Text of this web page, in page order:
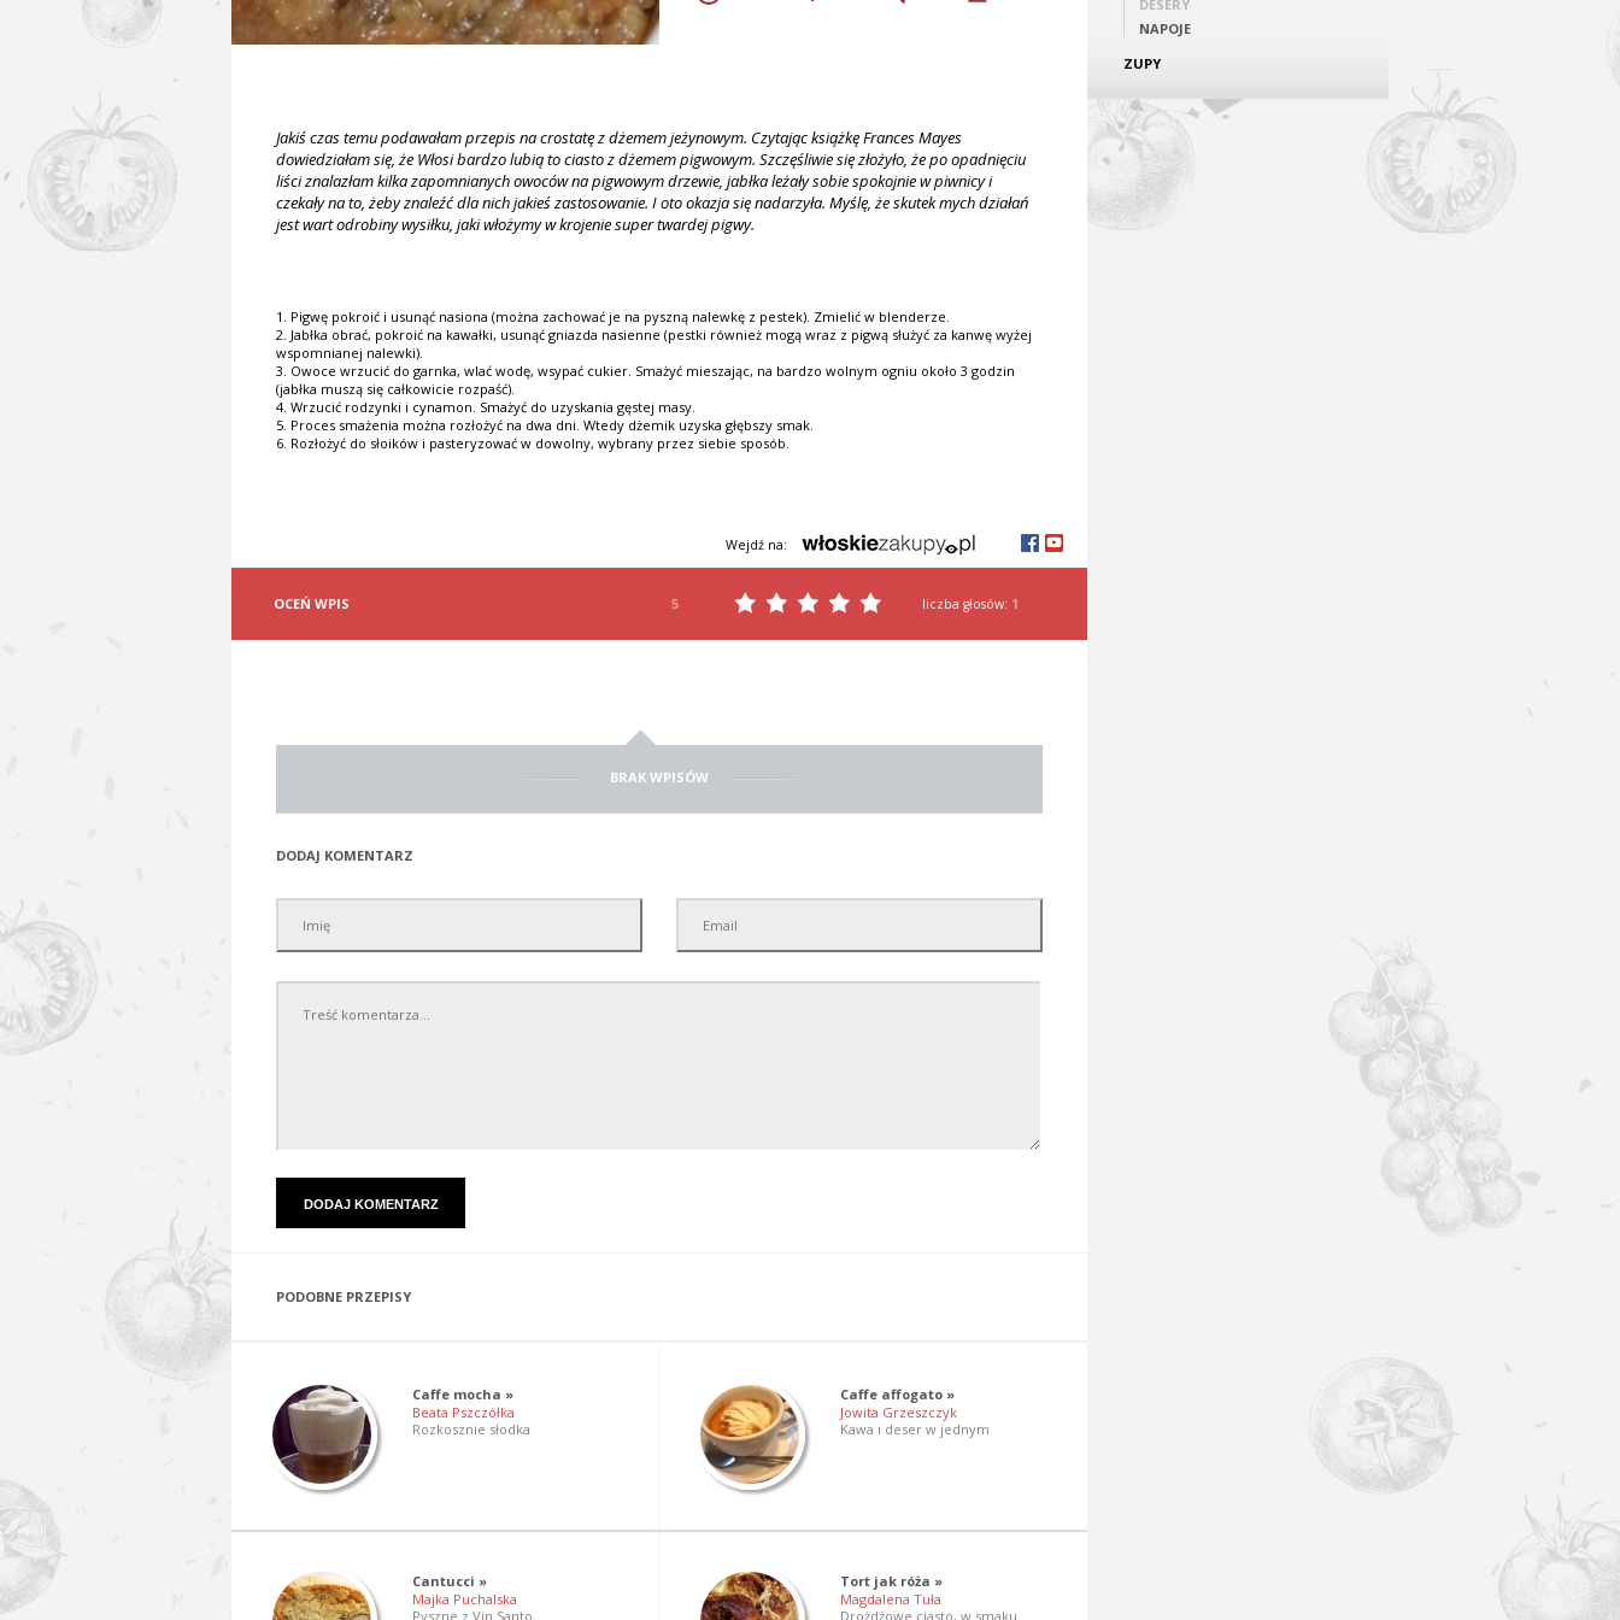
Jakiś czas temu podawałam przepis na crostatę z dżemem jeżynowym. Czytając książkę Frances Mayes
dowiedziałam się, że Włosi bardzo lubią to ciasto z dżemem pigwowym. Szczęśliwie się złożyło, że po opadnięciu
liści znalazłam kilka zapomnianych owoców na pigwowym drzewie, jabłka leżały sobie spokojnie w piwnicy i
czekały na to, żeby znaleźć dla nich jakieś zastosowanie. I oto okazja się nadarzyła. Myślę, że skutek mych działań
jest wart odrobiny wysiłku, jaki włożymy w krojenie super twardej pigwy.
1. Pigwę pokroić i usunąć nasiona (można zachować je na pyszną nalewkę z pestek). Zmielić w blenderze.
2. Jabłka obrać, pokroić na kawałki, usunąć gniazda nasienne (pestki również mogą wraz z pigwą służyć za kanwę wyżej
wspomnianej nalewki).
3. Owoce wrzucić do garnka, wlać wodę, wsypać cukier. Smażyć mieszając, na bardzo wolnym ogniu około 3 godzin
(jabłka muszą się całkowicie rozpaść).
4. Wrzucić rodzynki i cynamon. Smażyć do uzyskania gęstej masy.
5. Proces smażenia można rozłożyć na dwa dni. Wtedy dżemik uzyska głębszy smak.
6. Rozłożyć do słoików i pasteryzować w dowolny, wybrany przez siebie sposób.
Wejdź na:
OCEŃ WPIS 5 liczba głosów: 1
BRAK WPISÓW
DODAJ KOMENTARZ
PODOBNE PRZEPISY
Caffe mocha »
Beata Pszczółka
Rozkosznie słodka
Caffe affogato »
Jowita Grzeszczyk
Kawa i deser w jednym
Cantucci »
Majka Puchalska
Pyszne z Vin Santo
Tort jak róża »
Magdalena Tuła
Drożdżowe ciasto, w smaku
DESERY
NAPOJE
ZUPY